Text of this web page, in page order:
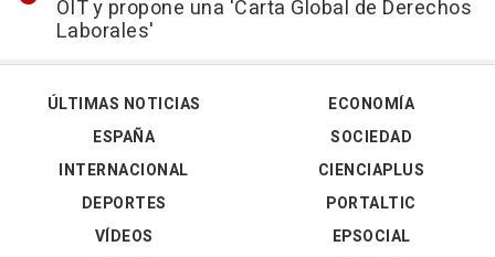
OIT y propone una 'Carta Global de Derechos
Laborales'
ÚLTIMAS NOTICIAS
ESPAÑA
INTERNACIONAL
DEPORTES
VÍDEOS
ECONOMÍA
SOCIEDAD
CIENCIAPLUS
PORTALTIC
EPSOCIAL